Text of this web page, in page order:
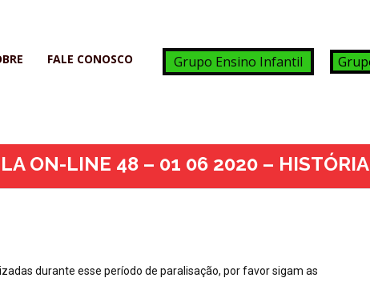
FALE CONOSCO Grupo Ensino Infantil
ON-LINE 48 – 01 06 2020 –
durante esse período de paralisação, por favor sigam as